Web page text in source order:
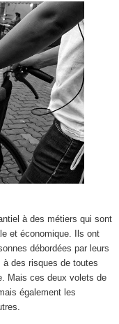
à des métiers qui sont
et économique. Ils ont
débordées par leurs
des risques de toutes
Mais ces deux volets de
également les